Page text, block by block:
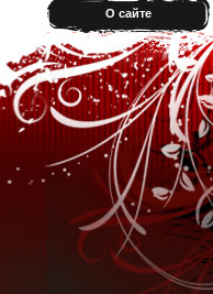
О сайте